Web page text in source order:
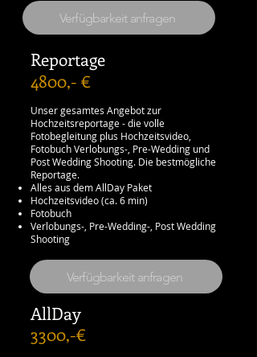
Verfügbarkeit anfragen
​Reportage
4800,- €
Unser gesamtes Angebot zur
Hochzeitsreportage - die volle
Fotobegleitung plus Hochzeitsvideo,
Fotobuch Verlobungs-, Pre-Wedding und
Post Wedding Shooting. Die bestmögliche
Reportage.
Alles aus dem AllDay Paket
Hochzeitsvideo (ca. 6 min)
Fotobuch
Verlobungs-, Pre-Wedding-, Post Wedding
Shooting
Verfügbarkeit anfragen
AllDay
3300,-€